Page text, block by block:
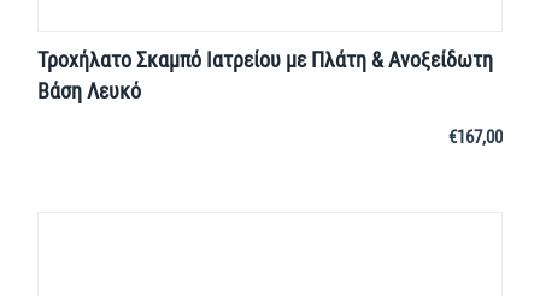
Τροχήλατο Σκαμπό Ιατρείου με Πλάτη & Ανοξείδωτη
Βάση Λευκό
€167,00